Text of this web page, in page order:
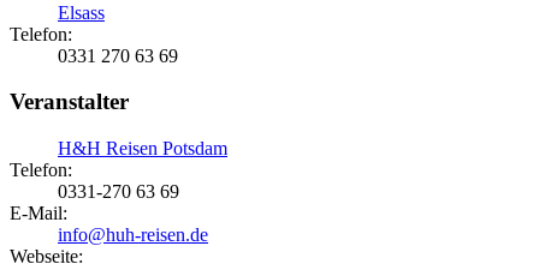
Elsass
Telefon:
0331 270 63 69
Veranstalter
H&H Reisen Potsdam
Telefon:
0331-270 63 69
E-Mail:
info@huh-reisen.de
Webseite: